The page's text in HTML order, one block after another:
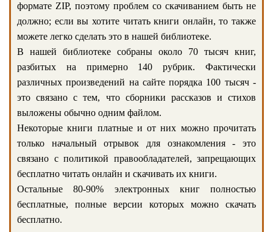
формате ZIP, поэтому проблем со скачиванием быть не
должно; если вы хотите читать книги онлайн, то также
можете легко сделать это в нашей библиотеке.
В нашей библиотеке собраны около 70 тысяч книг,
разбитых на примерно 140 рубрик. Фактически
различных произведений на сайте порядка 100 тысяч -
это связано с тем, что сборники рассказов и стихов
выложены обычно одним файлом.
Некоторые книги платные и от них можно прочитать
только начальный отрывок для ознакомления - это
связано с политикой правообладателей, запрещающих
бесплатно читать онлайн и скачивать их книги.
Остальные 80-90% электронных книг полностью
бесплатные, полные версии которых можно скачать
бесплатно.